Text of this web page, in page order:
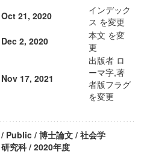
Oct 21, 2020
インデック
ス を変更
Dec 2, 2020
本文 を変
更
Nov 17, 2021
出版者 ロ
ーマ字,著
者版フラグ
を変更
/ Public / 博士論文 / 社会学
研究科 / 2020年度